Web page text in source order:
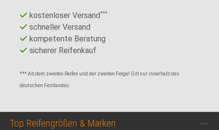
kostenloser Versand***
schneller Versand
kompetente Beratung
sicherer Reifenkauf
*** Ab dem zweiten Reifen und der zweiten Felge! Gilt nur innerhalb des
deutschen Festlandes.
Top Reifengrößen & Marken